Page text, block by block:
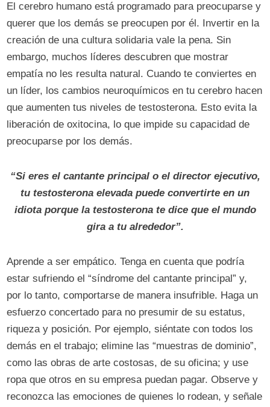
El cerebro humano está programado para preocuparse y
querer que los demás se preocupen por él. Invertir en la
creación de una cultura solidaria vale la pena. Sin
embargo, muchos líderes descubren que mostrar
empatía no les resulta natural. Cuando te conviertes en
un líder, los cambios neuroquímicos en tu cerebro hacen
que aumenten tus niveles de testosterona. Esto evita la
liberación de oxitocina, lo que impide su capacidad de
preocuparse por los demás.
“Si eres el cantante principal o el director ejecutivo,
tu testosterona elevada puede convertirte en un
idiota porque la testosterona te dice que el mundo
gira a tu alrededor”.
Aprende a ser empático. Tenga en cuenta que podría
estar sufriendo el “síndrome del cantante principal” y,
por lo tanto, comportarse de manera insufrible. Haga un
esfuerzo concertado para no presumir de su estatus,
riqueza y posición. Por ejemplo, siéntate con todos los
demás en el trabajo; elimine las “muestras de dominio”,
como las obras de arte costosas, de su oficina; y use
ropa que otros en su empresa puedan pagar. Observe y
reconozca las emociones de quienes lo rodean, y señale